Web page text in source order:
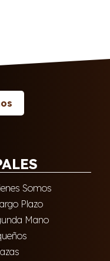
Somos
Plazo
Mano